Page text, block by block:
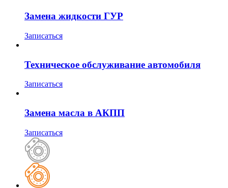
Замена жидкости ГУР
Записаться
Техническое обслуживание автомобиля
Записаться
Замена масла в АКПП
Записаться